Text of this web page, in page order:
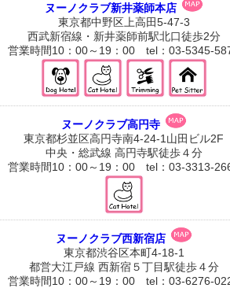
ヌーノクラブ新井薬師本店
東京都中野区上高田5-47-3
西武新宿線・新井薬師前駅北口徒歩2分
営業時間10：00～19：00 tel：03-5345-
ヌーノクラブ高円寺
東京都杉並区高円寺南4-24-1山田ビル2F
中央・総武線 高円寺駅徒歩４分
営業時間10：00～19：00 tel：03-3313-
ヌーノクラブ西新宿店
東京都渋谷区本町4-18-1
都営大江戸線 西新宿５丁目駅徒歩４分
営業時間10：00～19：00 tel：03-6276-